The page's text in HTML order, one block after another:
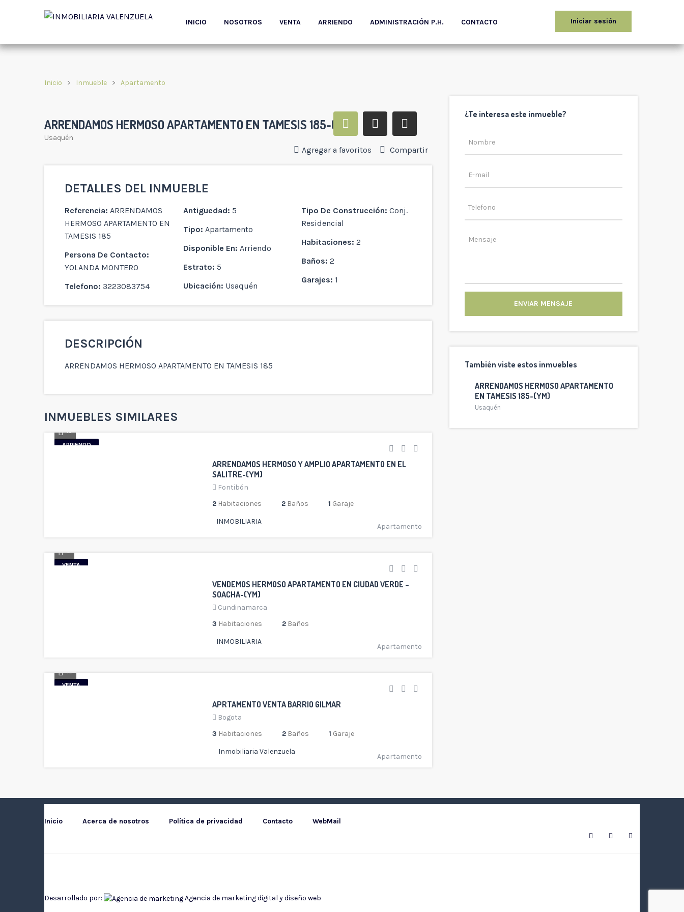
INICIO NOSOTROS VENTA ARRIENDO ADMINISTRACIÓN P.H. CONTACTO Iniciar sesión
Inicio Inmueble Apartamento
ARRENDAMOS HERMOSO APARTAMENTO EN TAMESIS 185-(YM)
Usaquén
Compartir
Agregar a favoritos
DETALLES DEL INMUEBLE
Referencia: ARRENDAMOS
HERMOSO APARTAMENTO EN
TAMESIS 185
Persona De Contacto:
YOLANDA MONTERO
Telefono: 3223083754
Antiguedad: 5
Tipo: Apartamento
Disponible En: Arriendo
Estrato: 5
Ubicación: Usaquén
Tipo De Construcción: Conj.
Residencial
Habitaciones: 2
Baños: 2
Garajes: 1
DESCRIPCIÓN
ARRENDAMOS HERMOSO APARTAMENTO EN TAMESIS 185
INMUEBLES SIMILARES
ARRIENDO
19
ARRENDAMOS HERMOSO Y AMPLIO APARTAMENTO EN EL
SALITRE-(YM)
Fontibón
2 Habitaciones 2 Baños 1 Garaje
INMOBILIARIA
Apartamento
VENTA
8
VENDEMOS HERMOSO APARTAMENTO EN CIUDAD VERDE –
SOACHA-(YM)
Cundinamarca
3 Habitaciones 2 Baños
INMOBILIARIA
Apartamento
VENTA
13
APRTAMENTO VENTA BARRIO GILMAR
Bogota
3 Habitaciones 2 Baños 1 Garaje
Inmobiliaria Valenzuela
Apartamento
¿Te interesa este inmueble?
ENVIAR MENSAJE
También viste estos inmuebles
ARRENDAMOS HERMOSO APARTAMENTO
EN TAMESIS 185-(YM)
Usaquén
Inicio Acerca de nosotros Política de privacidad Contacto WebMail
Desarrollado por: Agencia de marketing digital ydiseño web